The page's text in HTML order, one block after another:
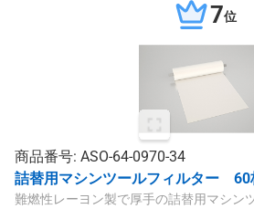
7位
商品番号: ASO-64-0970-34
詰替用マシンツールフィルター 60
難燃性レーヨン製で厚手の詰替用マシン